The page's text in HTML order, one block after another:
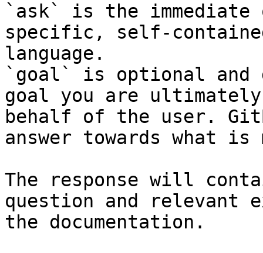
`ask` is the
specific, self-
language.
`goal` is optional and
goal you are
behalf of the user.
answer towards what
The response will
question and relevant
the documentation.